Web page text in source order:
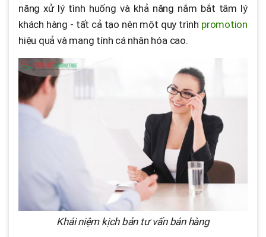
năng xử lý tình huống và khả năng nắm bắt tâm lý
khách hàng - tất cả tạo nên một quy trình promotion
hiệu quả và mang tính cá nhân hóa cao.
Khái niệm kịch bản tư vấn bán hàng